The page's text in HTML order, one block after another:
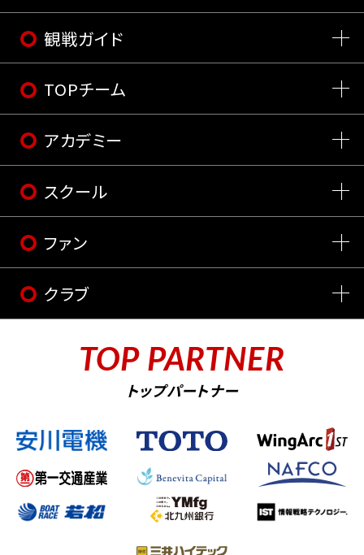
観戦ガイド
TOPチーム
アカデミー
スクール
ファン
クラブ
TOP PARTNER
トップパートナー